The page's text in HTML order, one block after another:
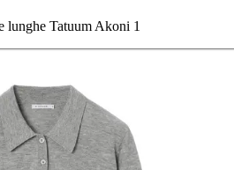
lunghe Tatuum Akoni 1